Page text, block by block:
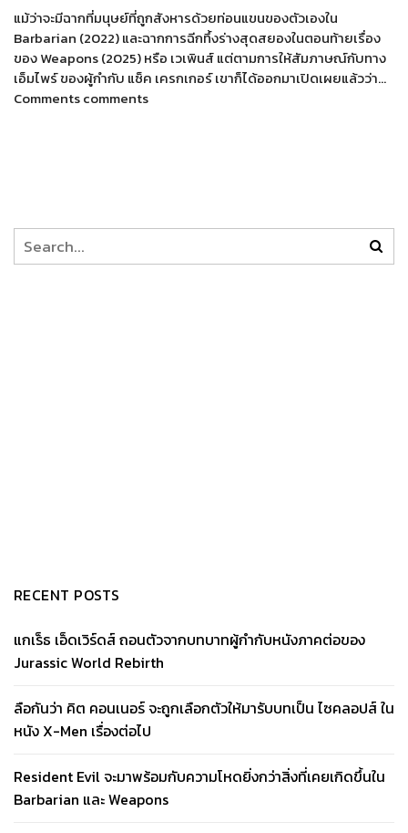
แม้ว่าจะมีฉากที่มนุษย์ที่ถูกสังหารด้วยท่อนแขนของตัวเองใน
Barbarian (2022) และฉากการฉีกทึ้งร่างสุดสยองในตอนท้ายเรื่อง
ของ Weapons (2025) หรือ เวเพินส์ แต่ตามการให้สัมภาษณ์กับทาง
เอ็มไพร์ ของผู้กำกับ แซ็ค เครกเกอร์ เขาก็ได้ออกมาเปิดเผยแล้วว่า…
Comments comments
RECENT POSTS
แกเร็ธ เอ็ดเวิร์ดส์ ถอนตัวจากบทบาทผู้กำกับหนังภาคต่อของ
Jurassic World Rebirth
ลือกันว่า คิต คอนเนอร์ จะถูกเลือกตัวให้มารับบทเป็น ไซคลอปส์ ใน
หนัง X-Men เรื่องต่อไป
Resident Evil จะมาพร้อมกับความโหดยิ่งกว่าสิ่งที่เคยเกิดขึ้นใน
Barbarian และ Weapons